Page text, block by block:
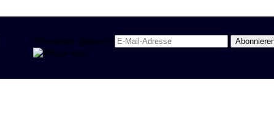
Newsletter Spanisch